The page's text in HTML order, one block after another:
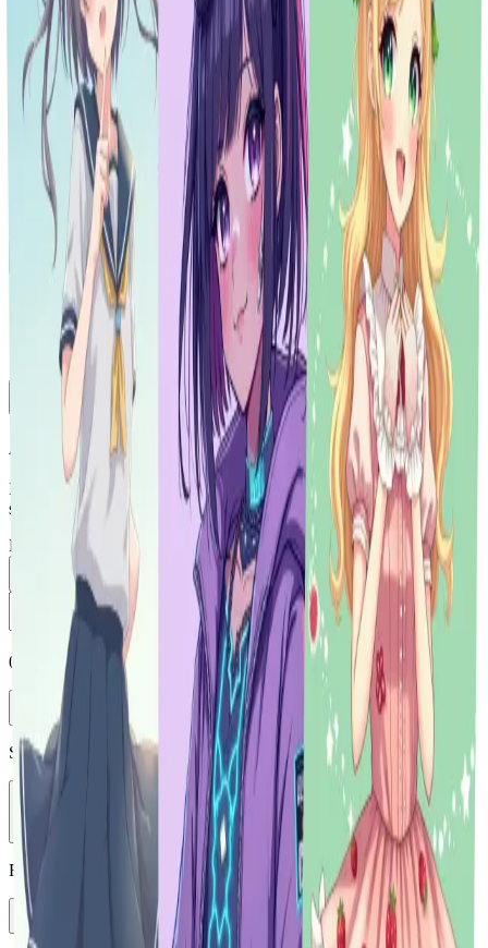
Compresores de archivos
Herramientas Emoji
Biblioteca reciente
GPT-Image-2 ya está disponible en Vheer. Empieza gratis ahora.
Toggle Sidebar
Cuadro de mandos
Generador de arte Loli
Historial
Aún no se ha generado ninguna imagen
Introduzca un mensaje y haga clic en "Generar imagen" para crear
su obra de arte.
Prompt
0
Enhance
Seleccionar modelo
Vheer Quality
Relación de aspecto
1:1